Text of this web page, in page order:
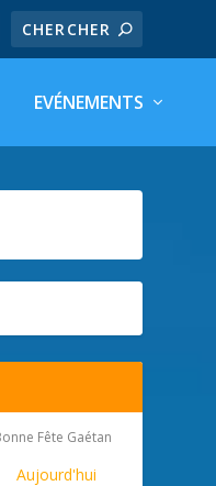
EVÉNEMENTS
Fête Gaétan
Aujourd'hui